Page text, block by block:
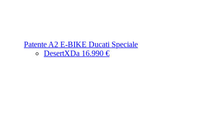
Patente A2 E-BIKE Ducati Speciale
DesertXDa 16.990 €